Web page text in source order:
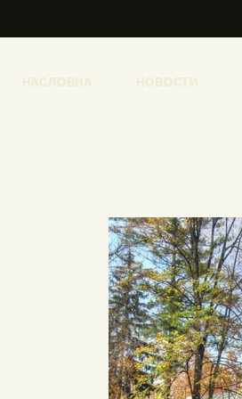
НАСЛОВНА НОВОСТИ